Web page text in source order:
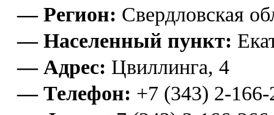
— Регион: Свердловская
— Населенный пункт:
— Адрес: Цвиллинга, 4
— Телефон: +7 (343) 2-166-